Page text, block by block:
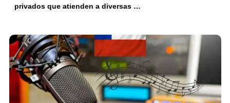
privados que atienden a diversas …